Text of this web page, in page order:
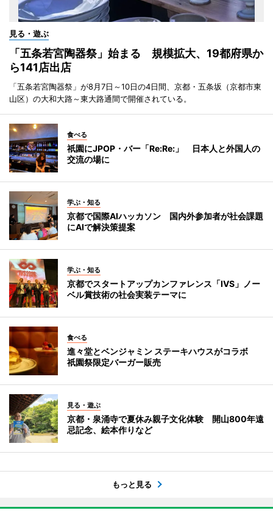
見る・遊ぶ
「五条若宮陶器祭」始まる 規模拡大、19都府県か
ら141店出店
「五条若宮陶器祭」が8月7日～10日の4日間、京都・五条坂（京都市東
山区）の大和大路～東大路通間で開催されている。
食べる
祇園にJPOP・バー「Re:Re:」 日本人と外国人の
交流の場に
学ぶ・知る
京都で国際AIハッカソン 国内外参加者が社会課題
にAIで解決策提案
学ぶ・知る
京都でスタートアップカンファレンス「IVS」ノー
ベル賞技術の社会実装テーマに
食べる
進々堂とベンジャミン ステーキハウスがコラボ
祇園祭限定バーガー販売
見る・遊ぶ
京都・泉涌寺で夏休み親子文化体験 開山800年遠
忌記念、絵本作りなど
もっと見る